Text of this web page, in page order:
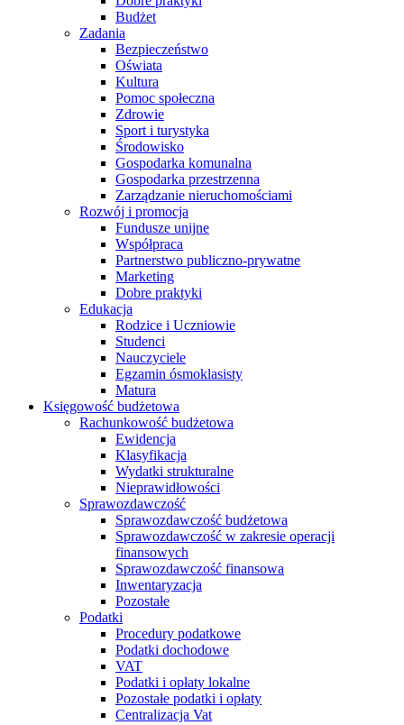
Budżet
Zadania
Bezpieczeństwo
Oświata
Kultura
Pomoc społeczna
Zdrowie
Sport i turystyka
Środowisko
Gospodarka komunalna
Gospodarka przestrzenna
Zarządzanie nieruchomościami
Rozwój i promocja
Fundusze unijne
Współpraca
Partnerstwo publiczno-prywatne
Marketing
Dobre praktyki
Edukacja
Rodzice i Uczniowie
Studenci
Nauczyciele
Egzamin ósmoklasisty
Matura
Księgowość budżetowa
Rachunkowość budżetowa
Ewidencja
Klasyfikacja
Wydatki strukturalne
Nieprawidłowości
Sprawozdawczość
Sprawozdawczość budżetowa
Sprawozdawczość w zakresie operacji
finansowych
Sprawozdawczość finansowa
Inwentaryzacja
Pozostałe
Podatki
Procedury podatkowe
Podatki dochodowe
VAT
Podatki i opłaty lokalne
Pozostałe podatki i opłaty
Centralizacja Vat